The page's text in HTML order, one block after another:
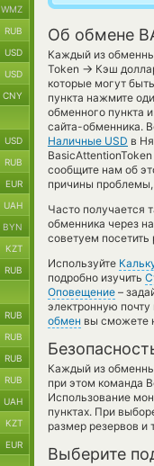
Об обмене
Каждый из
Token → Кэш
которые могут
пункта нажмите
обменного пункта
сайта-обменника.
Наличные USD в
сообщите нам об
причины
Часто получается
обменника через
советуем посетить
Используйте
подробно изучить
Оповещение –
электронную
обмен вы сможете
Каждый из
при этом команда
Использование
пунктах. При
размер резервов и
Выберите
WMZ
RUB
USD
USD
CNY
USD
RUB
EUR
UAH
BYN
KZT
RUB
RUB
RUB
RUB
RUB
UAH
KZT
EUR